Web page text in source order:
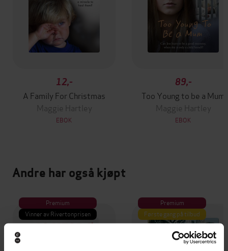
12,-
A Family For Christmas
Maggie Hartley
EBOK
89,-
Too Young to be a Mum
Maggie Hartley
EBOK
Andre har også kjøpt
Premium
Vinner av Rivertonprisen
Premium
Første gang på tilbud